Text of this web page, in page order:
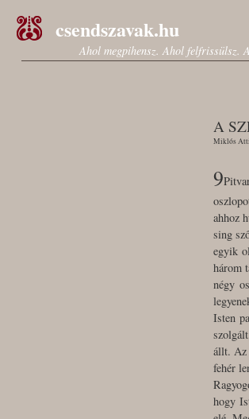
csendszavak.hu
Ahol megpihensz. Ahol felfrissülsz.
A
Miklós
9
ahhoz
sing
egyik
három
négy
Isten
állt. Az
fehér
hogy